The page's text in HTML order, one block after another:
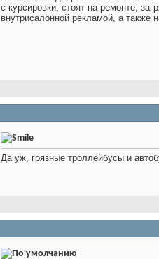
с курсировки, стоят на ремонте,
внутрисалонной рекламой, а также
Да уж, грязные троллейбусы и